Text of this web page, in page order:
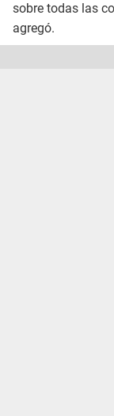
sobre todas las
agregó.